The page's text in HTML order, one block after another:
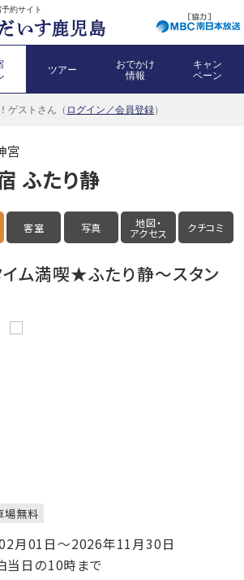
約サイト
ツアー
おでかけ
情報
キャン
ペーン
ゲストさん（ ログイン／会員登録）
宮
ふたり静
客室 写真 地図・
アクセス クチコミ
イム満喫★ふたり静～スタン
場無料
月01日～2026年11月30日
当日の10時まで